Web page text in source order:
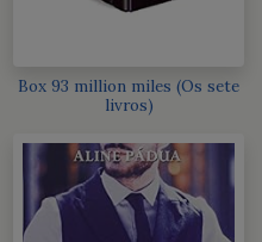
Box 93 million miles (Os sete
livros)